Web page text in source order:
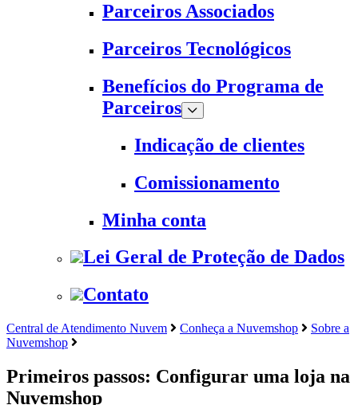
Parceiros Associados
Parceiros Tecnológicos
Benefícios do Programa de
Parceiros
Indicação de clientes
Comissionamento
Minha conta
Lei Geral de Proteção de Dados
Contato
Central de Atendimento Nuvem Conheça a Nuvemshop
Sobre a
Nuvemshop
Primeiros passos: Configurar uma loja na
Nuvemshop